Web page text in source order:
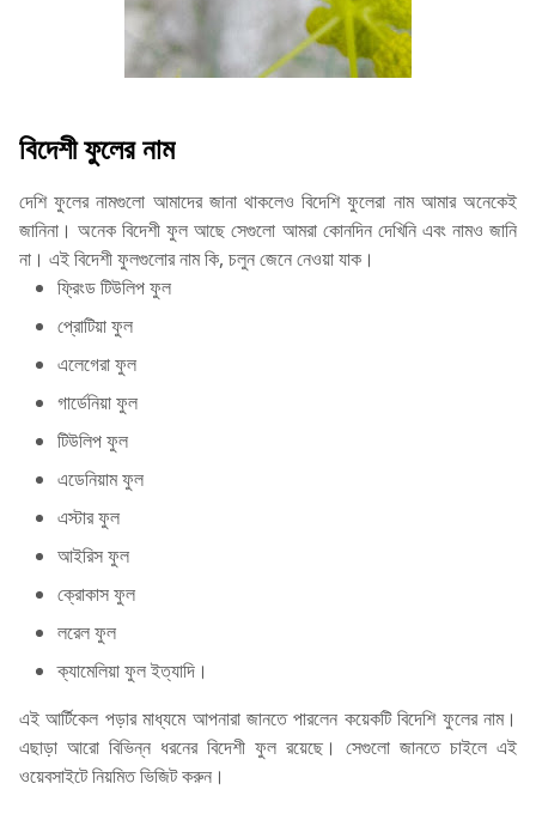
বিদেশী ফুলের নাম
দেশি ফুলের নামগুলো আমাদের জানা থাকলেও বিদেশি ফুলেরা নাম আমার অনেকেই
জানিনা। অনেক বিদেশী ফুল আছে সেগুলো আমরা কোনদিন দেখিনি এবং নামও জানি
না। এই বিদেশী ফুলগুলোর নাম কি, চলুন জেনে নেওয়া যাক।
ফ্রিংড টিউলিপ ফুল
প্রোটিয়া ফুল
এলেগেরা ফুল
গার্ডেনিয়া ফুল
টিউলিপ ফুল
এডেনিয়াম ফুল
এস্টার ফুল
আইরিস ফুল
ক্রোকাস ফুল
লরেল ফুল
ক্যামেলিয়া ফুল ইত্যাদি।
এই আর্টিকেল পড়ার মাধ্যমে আপনারা জানতে পারলেন কয়েকটি বিদেশি ফুলের নাম।
এছাড়া আরো বিভিন্ন ধরনের বিদেশী ফুল রয়েছে। সেগুলো জানতে চাইলে এই
ওয়েবসাইটে নিয়মিত ভিজিট করুন।